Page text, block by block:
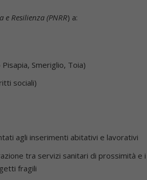
Resilienza (PNRR) a:
Smeriglio, Toia)
sociali)
agli inserimenti abitativi e lavorativi
tra servizi sanitari di prossimità e i
fragili